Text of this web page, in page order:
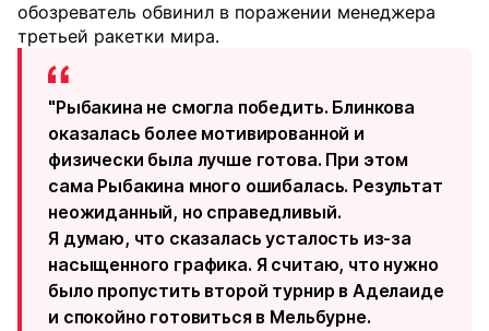
обозреватель обвинил в поражении менеджера
третьей ракетки мира.
"Рыбакина не смогла победить. Блинкова
оказалась более мотивированной и
физически была лучше готова. При этом
сама Рыбакина много ошибалась. Результат
неожиданный, но справедливый.
Я думаю, что сказалась усталость из-за
насыщенного графика. Я считаю, что нужно
было пропустить второй турнир в Аделаиде
и спокойно готовиться в Мельбурне.